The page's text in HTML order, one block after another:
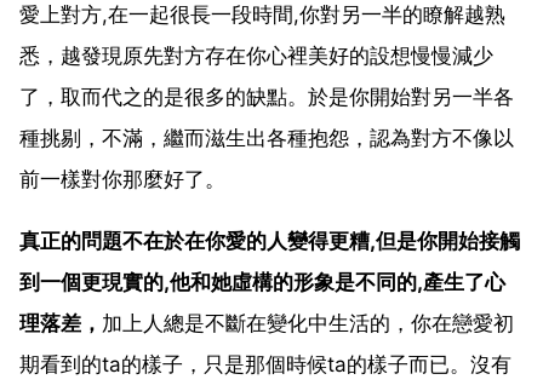
愛上對方,在一起很長一段時間,你對另一半的瞭解越熟
悉，越發現原先對方存在你心裡美好的設想慢慢減少
了，取而代之的是很多的缺點。於是你開始對另一半各
種挑剔，不滿，繼而滋生出各種抱怨，認為對方不像以
前一樣對你那麼好了。
真正的問題不在於在你愛的人變得更糟,但是你開始接觸
到一個更現實的,他和她虛構的形象是不同的,產生了心
理落差， 加上人總是不斷在變化中生活的，你在戀愛初
期看到的ta的樣子，只是那個時候ta的樣子而已。沒有